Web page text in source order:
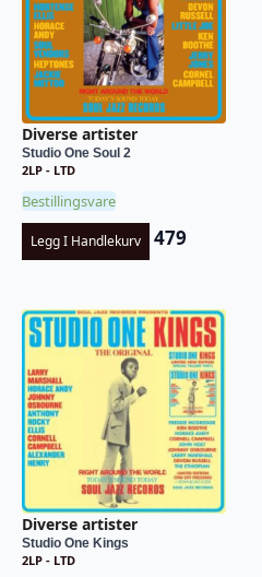
Diverse artister
Studio One Soul 2
2LP - LTD
Bestillingsvare
Legg I Handlekurv 479
Diverse artister
Studio One Kings
2LP - LTD